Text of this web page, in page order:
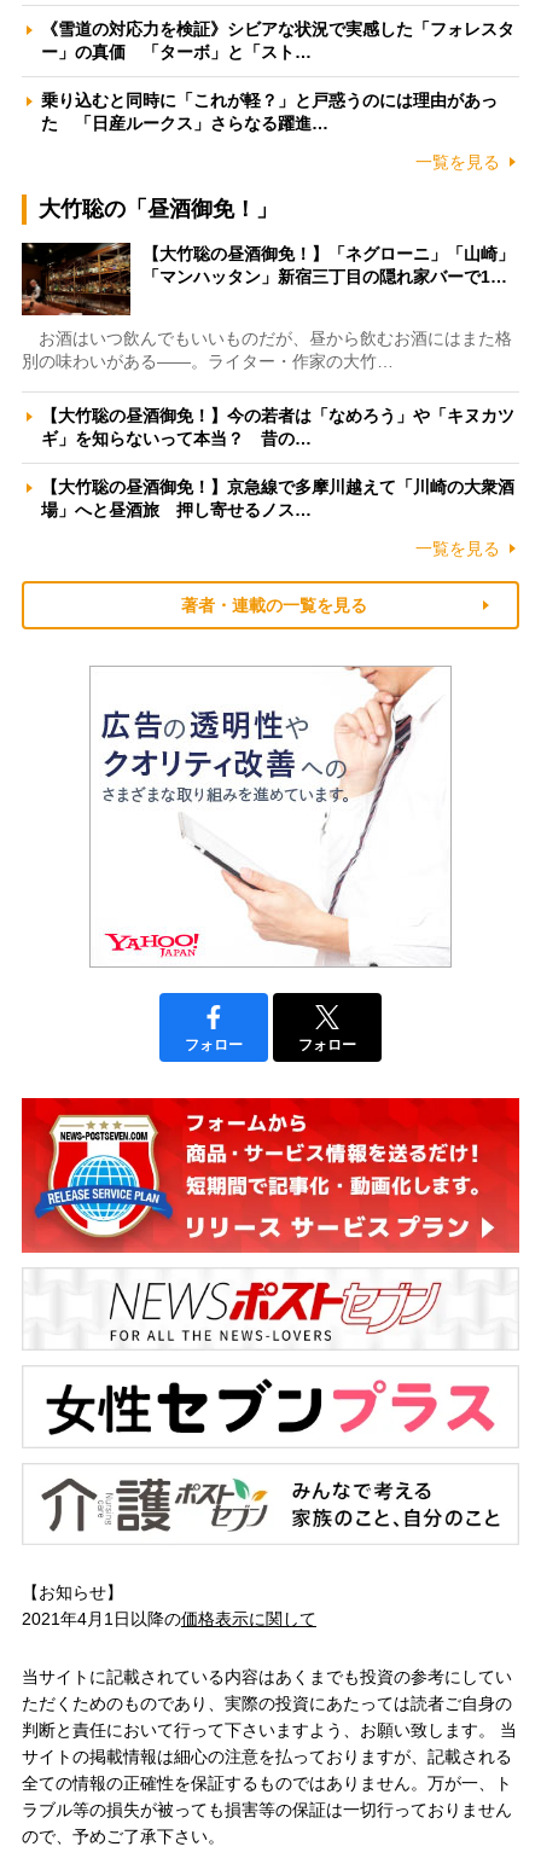
《雪道の対応力を検証》シビアな状況で実感した「フォレスタ
ー」の真価 「ターボ」と「スト…
乗り込むと同時に「これが軽？」と戸惑うのには理由があっ
た 「日産ルークス」さらなる躍進…
一覧を見る
大竹聡の「昼酒御免！」
【大竹聡の昼酒御免！】「ネグローニ」「山崎」
「マンハッタン」新宿三丁目の隠れ家バーで1…
お酒はいつ飲んでもいいものだが、昼から飲むお酒にはまた格
別の味わいがある――。ライター・作家の大竹…
【大竹聡の昼酒御免！】今の若者は「なめろう」や「キヌカツ
ギ」を知らないって本当？ 昔の…
【大竹聡の昼酒御免！】京急線で多摩川越えて「川崎の大衆酒
場」へと昼酒旅 押し寄せるノス…
一覧を見る
著者・連載の一覧を見る
フォロー フォロー
【お知らせ】
2021年4月1日以降の価格表示に関して
当サイトに記載されている内容はあくまでも投資の参考にしてい
ただくためのものであり、実際の投資にあたっては読者ご自身の
判断と責任において行って下さいますよう、お願い致します。 当
サイトの掲載情報は細心の注意を払っておりますが、記載される
全ての情報の正確性を保証するものではありません。万が一、ト
ラブル等の損失が被っても損害等の保証は一切行っておりません
ので、予めご了承下さい。